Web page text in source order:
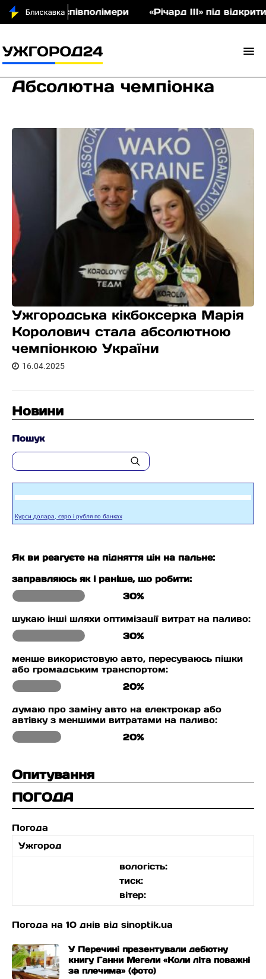
співполімери «Річард ІІІ» під
Абсолютна чемпіонка
Ужгородська кікбоксерка Марія
Королович стала абсолютною
чемпіонкою України
16.04.2025
Новини
Пошук
Курси долара, євро і рубля по банках
Як ви реагуєте на підняття цін на пальне:
заправляюсь як і раніше, що робити:
30%
шукаю інші шляхи оптимізації витрат на паливо:
30%
менше використовую авто, пересуваюсь пішки
або громадським транспортом:
20%
думаю про заміну авто на електрокар або
автівку з меншими витратами на паливо:
20%
Опитування
ПОГОДА
Погода
Ужгород
вологість:
тиск:
вітер:
Погода на 10 днів від sinoptik.ua
У Перечині презентували дебютну
книгу Ганни Мегели «Коли літа поважні
за плечима» (фото)